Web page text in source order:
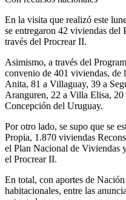
En la visita que realizó este
se entregaron 42 viviendas del
través del Procrear II.
Asimismo, a través del
convenio de 401 viviendas, de
Anita, 81 a Villaguay, 39 a
Aranguren, 22 a Villa Elisa,
Concepción del Uruguay.
Por otro lado, se supo que se
Propia, 1.870 viviendas
el Plan Nacional de Viviendas
el Procrear II.
En total, con aportes de
habitacionales, entre las